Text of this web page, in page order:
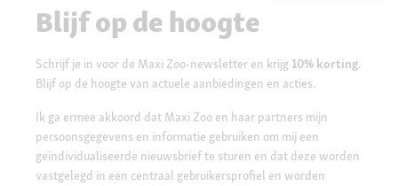
Blijf op de hoogte
Schrijf je in voor de Maxi Zoo-newsletter en krijg 10% korting.
Blijf op de hoogte van actuele aanbiedingen en acties.
Ik ga ermee akkoord dat Maxi Zoo en haar partners mijn
persoonsgegevens en informatie gebruiken om mij een
geïndividualiseerde nieuwsbrief te sturen en dat deze worden
vastgelegd in een centraal gebruikersprofiel en worden